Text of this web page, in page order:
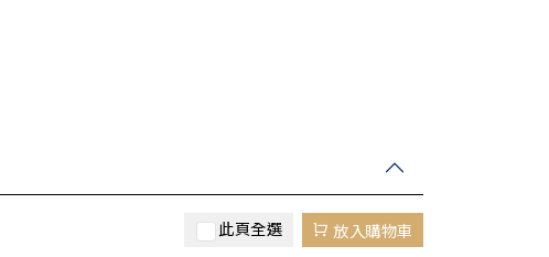
此頁全選 放入購物車